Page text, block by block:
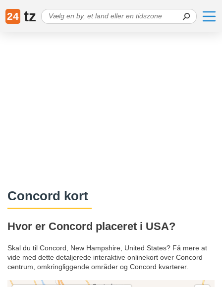
24 tz
Concord kort
Hvor er Concord placeret i USA?
Skal du til Concord, New Hampshire, United States? Få mere at
vide med dette detaljerede interaktive onlinekort over Concord
centrum, omkringliggende områder og Concord kvarterer.